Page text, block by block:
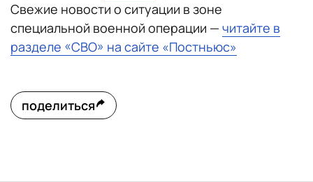
Свежие новости о ситуации в зоне
специальной военной операции — читайте в
разделе «СВО» на сайте «Постньюс»
поделиться